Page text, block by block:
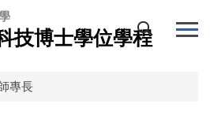
技博士學位學程
專長